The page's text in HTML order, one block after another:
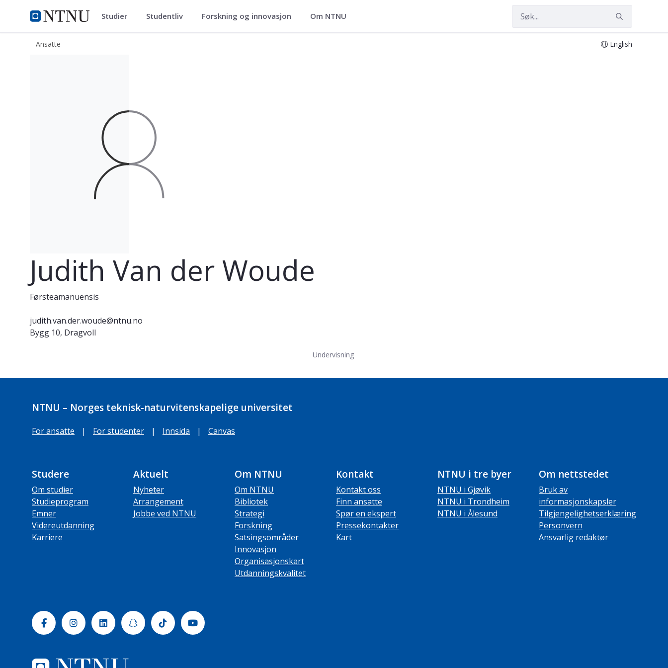
NTNU Hjemmeside
ntnu.no Studier Studentliv Forskning og innovasjon Om NTNU
Ansatte English
Judith Van der Woude
Førsteamanuensis
judith.van.der.woude@ntnu.no
Bygg 10, Dragvoll
Undervisning
NTNU – Norges teknisk-naturvitenskapelige universitet
For ansatte | For studenter | Innsida | Canvas
Studere
Om studier
Studieprogram
Emner
Videreutdanning
Karriere
Aktuelt
Nyheter
Arrangement
Jobbe ved NTNU
Om NTNU
Om NTNU
Bibliotek
Strategi
Forskning
Satsingsområder
Innovasjon
Organisasjonskart
Utdanningskvalitet
Kontakt
Kontakt oss
Finn ansatte
Spør en ekspert
Pressekontakter
Kart
NTNU i tre byer
NTNU i Gjøvik
NTNU i Trondheim
NTNU i Ålesund
Om nettstedet
Bruk av
informasjonskapsler
Tilgjengelighetserklæring
Personvern
Ansvarlig redaktør
FacebookInstagramLinkedinSnapchatTiktok Youtube